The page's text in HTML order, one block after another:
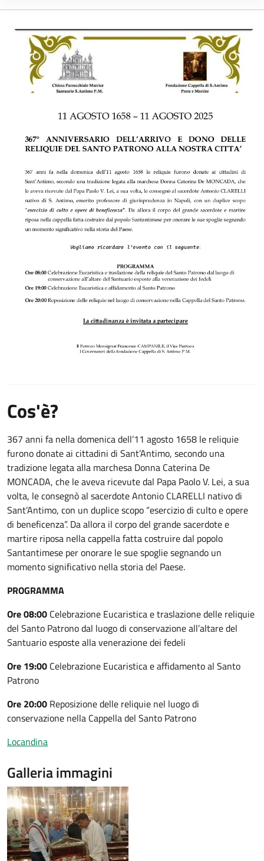
Cos'è?
367 anni fa nella domenica dell’11 agosto 1658 le reliquie
furono donate ai cittadini di Sant’Antimo, secondo una
tradizione legata alla marchesa Donna Caterina De
MONCADA, che le aveva ricevute dal Papa Paolo V. Lei, a sua
volta, le consegnò al sacerdote Antonio CLARELLI nativo di
Sant’Antimo, con un duplice scopo “esercizio di culto e opere
di beneficenza”. Da allora il corpo del grande sacerdote e
martire riposa nella cappella fatta costruire dal popolo
Santantimese per onorare le sue spoglie segnando un
momento significativo nella storia del Paese.
PROGRAMMA
Ore 08:00 Celebrazione Eucaristica e traslazione delle reliquie
del Santo Patrono dal luogo di conservazione all’altare del
Santuario esposte alla venerazione dei fedeli
Ore 19:00 Celebrazione Eucaristica e affidamento al Santo
Patrono
Ore 20:00 Reposizione delle reliquie nel luogo di
conservazione nella Cappella del Santo Patrono
Locandina
Galleria immagini